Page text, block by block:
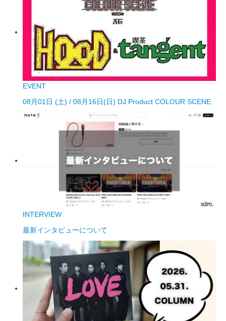
EVENT
08月01日 (土) / 08月16日(日) DJ Product COLOUR SCENE
INTERVIEW
最新インタビューについて